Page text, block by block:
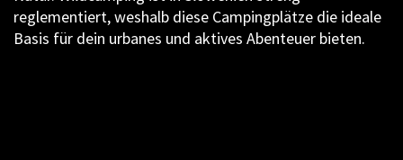
reglementiert, weshalb diese Campingplätze die ideale
Basis für dein urbanes und aktives Abenteuer bieten.